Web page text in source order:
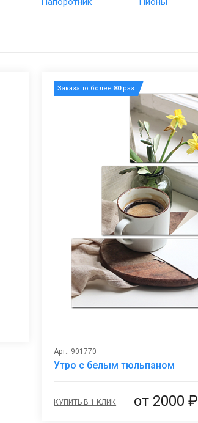
Заказано более 80раз
Арт.: 901770
Утро с белым тюльпаном
КУПИТЬ В 1 КЛИК от 2000 ₽